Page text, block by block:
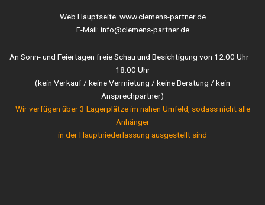
Web Hauptseite: www.clemens-partner.de
E-Mail: info@clemens-partner.de
An Sonn- und Feiertagen freie Schau und Besichtigung von 12.00 Uhr –
18.00 Uhr
(kein Verkauf / keine Vermietung / keine Beratung / kein
Ansprechpartner)
Wir verfügen über 3 Lagerplätze im nahen Umfeld, sodass nicht alle
Anhänger
in der Hauptniederlassung ausgestellt sind